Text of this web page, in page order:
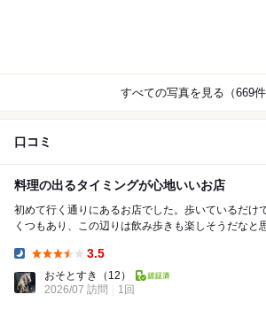
すべての写真を見る（669件
口コミ
料理の出るタイミングが心地いいお店
初めて行く通りにあるお店でした。歩いているだけ
くつもあり、この辺りは飲み歩きも楽しそうだなと思いま
3.5
おそとすき
（12）
2026/07 訪問
1回